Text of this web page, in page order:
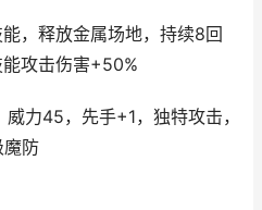
，释放金属场地，持续8回
攻击伤害+50%
威力45，先手+1，独特攻击，
魔防